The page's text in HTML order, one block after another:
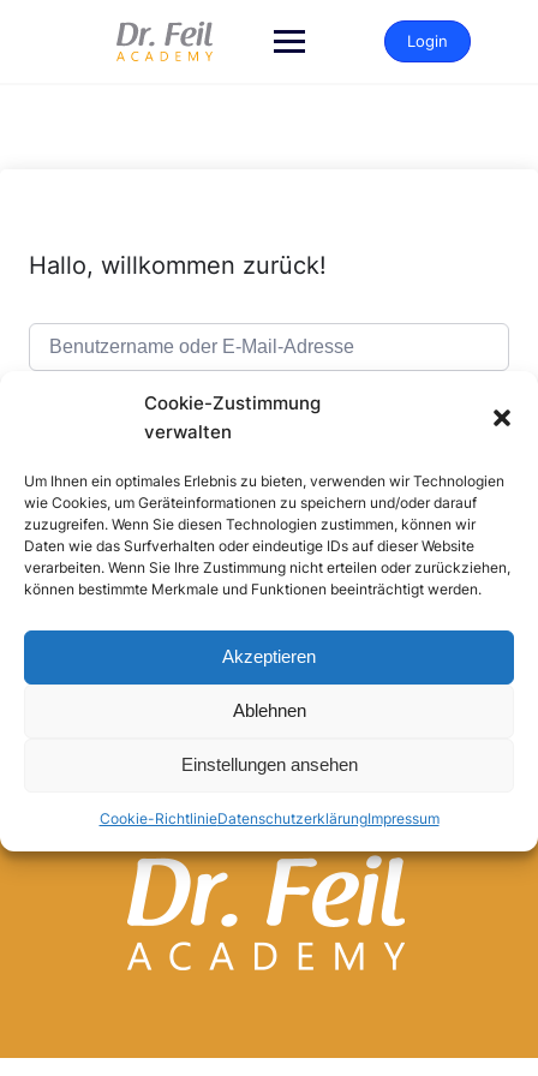
Cookie-Zustimmung
verwalten
Um Ihnen ein optimales Erlebnis zu bieten, verwenden wir Technologien
wie Cookies, um Geräteinformationen zu speichern und/oder darauf
zuzugreifen. Wenn Sie diesen Technologien zustimmen, können wir
Daten wie das Surfverhalten oder eindeutige IDs auf dieser Website
verarbeiten. Wenn Sie Ihre Zustimmung nicht erteilen oder zurückziehen,
können bestimmte Merkmale und Funktionen beeinträchtigt werden.
Akzeptieren
Ablehnen
Einstellungen ansehen
Cookie-RichtlinieDatenschutzerklärungImpressum
Login
Hallo, willkommen zurück!
Alternative:
Angemeldet bleiben Passwort vergessen?
Anmelden